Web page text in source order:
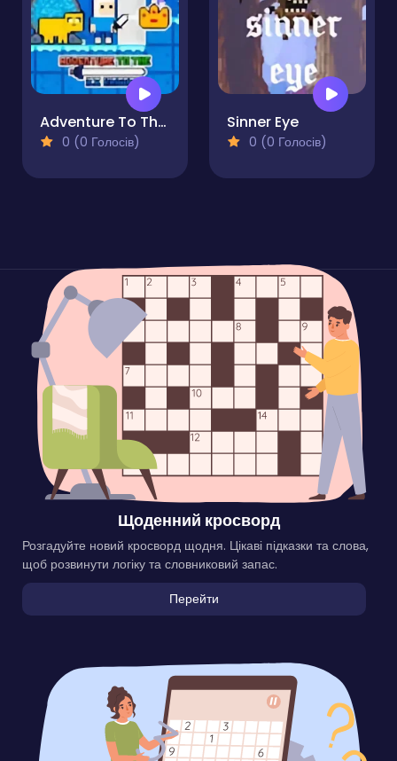
Adventure To The Ice Kingdom
0 (0 Голосів)
Sinner Eye
0 (0 Голосів)
Щоденний кросворд
Розгадуйте новий кросворд щодня. Цікаві підказки та слова,
щоб розвинути логіку та словниковий запас.
Перейти